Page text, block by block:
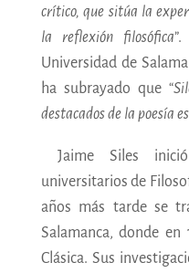
crítico, que sitúa la
la reflexión filosófica
Universidad de
ha subrayado que “
destacados de la poesía
Jaime Siles
universitarios de
años más tarde se
Salamanca, donde en
Clásica. Sus